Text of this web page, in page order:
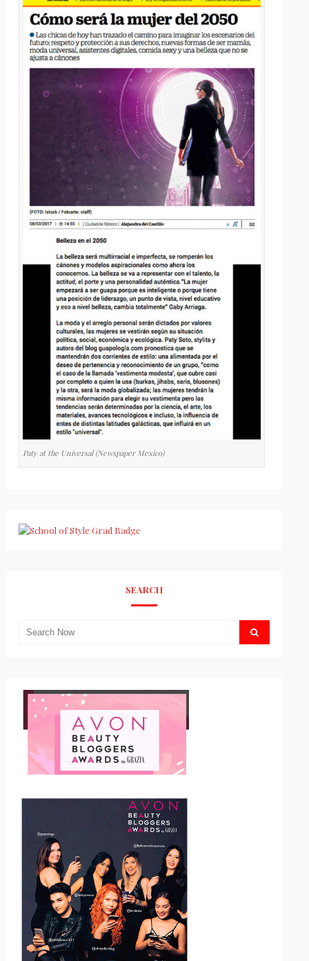
Paty at the Universal (Newspaper Mexico)
SEARCH